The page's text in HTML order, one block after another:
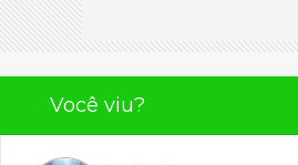
Você viu?